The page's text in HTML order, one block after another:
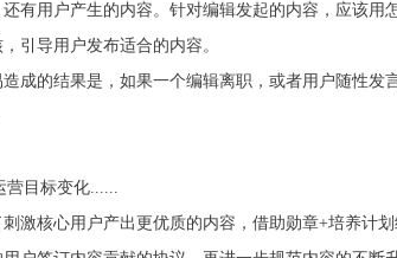
有用户产生的内容。针对编辑发起的内容，应该
引导用户发布适合的内容。
成的结果是，如果一个编辑离职，或者用户随性发
营目标变化......
激核心用户产出更优质的内容，借助勋章+培养计